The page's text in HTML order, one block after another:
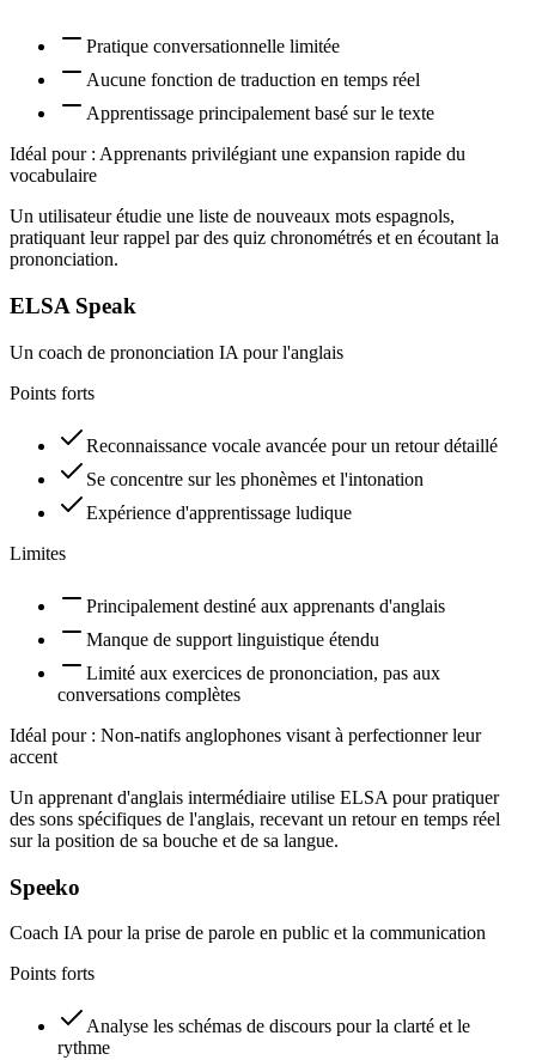
Pratique conversationnelle limitée
Aucune fonction de traduction en temps réel
Apprentissage principalement basé sur le texte
Idéal pour : Apprenants privilégiant une expansion rapide du
vocabulaire
Un utilisateur étudie une liste de nouveaux mots espagnols,
pratiquant leur rappel par des quiz chronométrés et en écoutant la
prononciation.
ELSA Speak
Un coach de prononciation IA pour l'anglais
Points forts
Reconnaissance vocale avancée pour un retour détaillé
Se concentre sur les phonèmes et l'intonation
Expérience d'apprentissage ludique
Limites
Principalement destiné aux apprenants d'anglais
Manque de support linguistique étendu
Limité aux exercices de prononciation, pas aux
conversations complètes
Idéal pour : Non-natifs anglophones visant à perfectionner leur
accent
Un apprenant d'anglais intermédiaire utilise ELSA pour pratiquer
des sons spécifiques de l'anglais, recevant un retour en temps réel
sur la position de sa bouche et de sa langue.
Speeko
Coach IA pour la prise de parole en public et la communication
Points forts
Analyse les schémas de discours pour la clarté et le
rythme